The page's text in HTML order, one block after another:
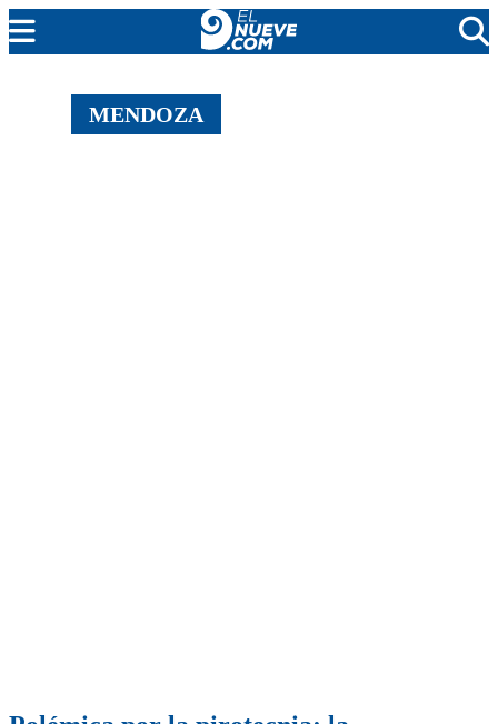
MENDOZA
CADA DÍA
MENDOZA